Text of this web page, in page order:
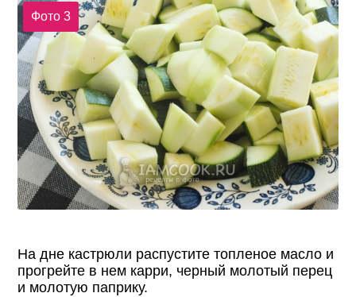
Фото 3
На дне кастрюли распустите топленое масло и
прогрейте в нем карри, черный молотый перец
и молотую паприку.